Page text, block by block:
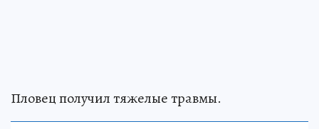
Пловец получил тяжелые травмы.